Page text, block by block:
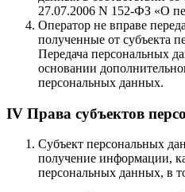
27.07.2006 N 152-ФЗ «О
Оператор не вправе
полученные от субъекта
Передача персональных
основании
персональных данных.
IV Права субъектов
Субъект персональных
получение информации,
персональных данных, в